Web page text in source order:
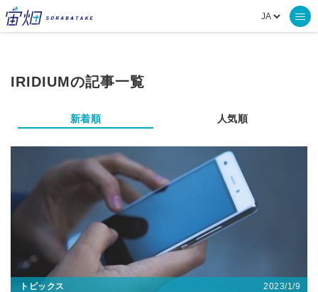
IRIDIUMの記事一覧
新着順 人気順
トピックス 2023/1/9